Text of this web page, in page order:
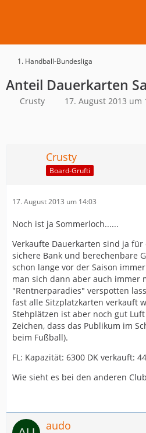
1. Handball-Bundesliga
Anteil Dauerkarten
Crusty 17. August 2013 um
Crusty
Board-Grufti
17. August 2013 um 14:03
Noch ist ja Sommerloch......
Verkaufte Dauerkarten sind ja
sichere Bank und berechenbare
schon lange vor der Saison
man sich dann aber auch immer
"Rentnerparadies" verspotten
fast alle Sitzplatzkarten verkauft
Stehplätzen ist aber noch gut
Zeichen, dass das Publikum im
beim Fußball).
FL: Kapazität: 6300 DK verkauft:
Wie sieht es bei den anderen
audo